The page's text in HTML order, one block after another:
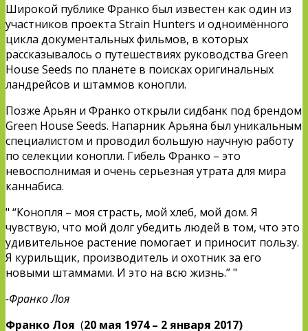
Широкой публике Франко был известен как один из
участников проекта Strain Hunters и одноимённого
цикла документальных фильмов, в которых
рассказывалось о путешествиях руководства Green
House Seeds по планете в поисках оригинальных
ландрейсов и штаммов конопли.
Позже Арьян и Франко открыли сидбанк под брендом
Green House Seeds. Напарник Арьяна был уникальным
специалистом и проводил большую научную работу
по селекции конопли. Гибель Франко – это
невосполнимая и очень серьезная утрата для мира
каннабиса.
“Конопля – моя страсть, мой хлеб, мой дом. Я
чувствую, что мой долг убедить людей в том, что это
удивительное растение помогает и приносит пользу.
Я курильщик, производитель и охотник за его
новыми штаммами. И это на всю жизнь.”
-Франко Лоя
Франко Лоя (20 мая 1974 – 2 января 2017)